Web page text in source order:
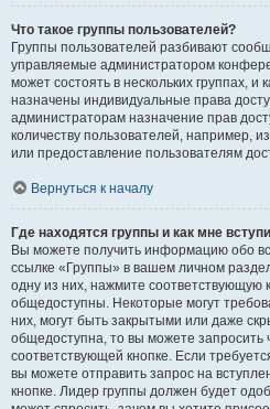
Что такое группы пользователей?
Группы пользователей разбивают
управляемые администратором
может состоять в нескольких группах, и
назначены индивидуальные права
администраторам назначение прав
количеству пользователей, например,
или предоставление пользователям
Вернуться к началу
Где находятся группы и как мне
Вы можете получить информацию обо
ссылке «Группы» в вашем личном
одну из них, нажмите соответствующую
общедоступны. Некоторые могут
них, могут быть закрытыми или даже
общедоступна, то вы можете запросить
соответствующей кнопке. Если
вы можете отправить запрос на
кнопке. Лидер группы должен будет